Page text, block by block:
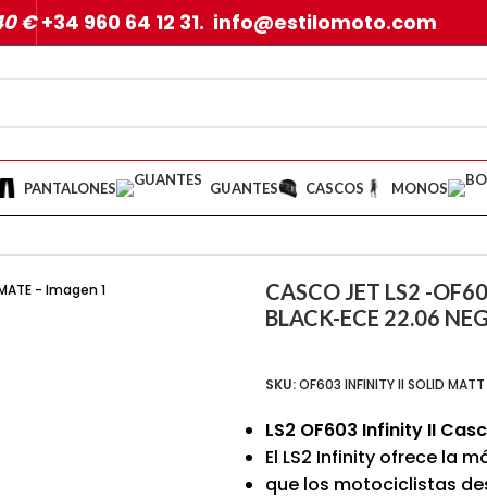
€+34 960 64 12 31. info@estilomoto.com
PANTALONES GUANTES CASCOS MONOS
CASCO JET LS2 -
BLACK-ECE 22.06
SKU:OF603 INFINITY II SOLID
LS2 OF603 Infinity II
El LS2 Infinity ofrece la
que los motociclistas